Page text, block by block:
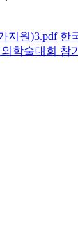
지원)3.pdf 한
학술대회 참